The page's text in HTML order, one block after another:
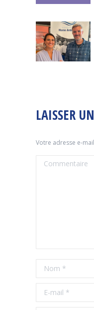
LAISSER
Votre adresse e-
Commentaire
Nom *
E-mail *